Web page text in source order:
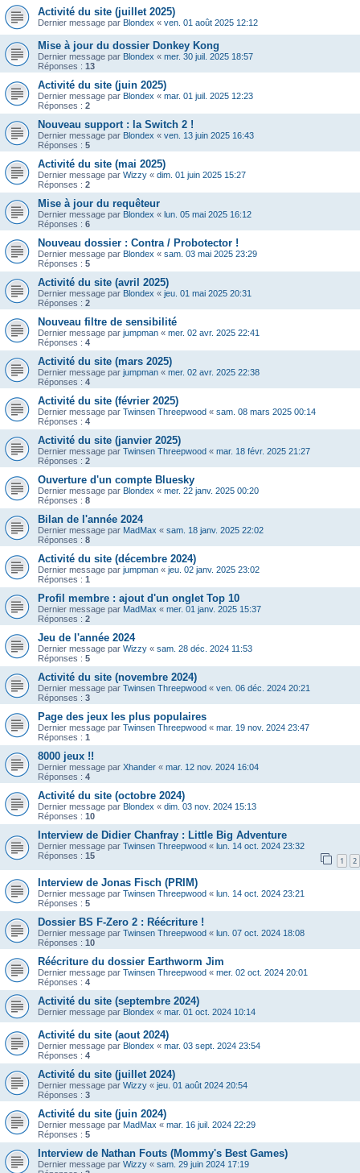
Activité du site (juillet 2025)
Dernier message par Blondex « ven. 01 août 2025 12:12
Mise à jour du dossier Donkey Kong
Dernier message par Blondex « mer. 30 juil. 2025 18:57
Réponses : 13
Activité du site (juin 2025)
Dernier message par Blondex « mar. 01 juil. 2025 12:23
Réponses : 2
Nouveau support : la Switch 2 !
Dernier message par Blondex « ven. 13 juin 2025 16:43
Réponses : 5
Activité du site (mai 2025)
Dernier message par Wizzy « dim. 01 juin 2025 15:27
Réponses : 2
Mise à jour du requêteur
Dernier message par Blondex « lun. 05 mai 2025 16:12
Réponses : 6
Nouveau dossier : Contra / Probotector !
Dernier message par Blondex « sam. 03 mai 2025 23:29
Réponses : 5
Activité du site (avril 2025)
Dernier message par Blondex « jeu. 01 mai 2025 20:31
Réponses : 2
Nouveau filtre de sensibilité
Dernier message par jumpman « mer. 02 avr. 2025 22:41
Réponses : 4
Activité du site (mars 2025)
Dernier message par jumpman « mer. 02 avr. 2025 22:38
Réponses : 4
Activité du site (février 2025)
Dernier message par Twinsen Threepwood « sam. 08 mars 2025 00:14
Réponses : 4
Activité du site (janvier 2025)
Dernier message par Twinsen Threepwood « mar. 18 févr. 2025 21:27
Réponses : 2
Ouverture d'un compte Bluesky
Dernier message par Blondex « mer. 22 janv. 2025 00:20
Réponses : 8
Bilan de l'année 2024
Dernier message par MadMax « sam. 18 janv. 2025 22:02
Réponses : 8
Activité du site (décembre 2024)
Dernier message par jumpman « jeu. 02 janv. 2025 23:02
Réponses : 1
Profil membre : ajout d'un onglet Top 10
Dernier message par MadMax « mer. 01 janv. 2025 15:37
Réponses : 2
Jeu de l'année 2024
Dernier message par Wizzy « sam. 28 déc. 2024 11:53
Réponses : 5
Activité du site (novembre 2024)
Dernier message par Twinsen Threepwood « ven. 06 déc. 2024 20:21
Réponses : 3
Page des jeux les plus populaires
Dernier message par Twinsen Threepwood « mar. 19 nov. 2024 23:47
Réponses : 1
8000 jeux !!
Dernier message par Xhander « mar. 12 nov. 2024 16:04
Réponses : 4
Activité du site (octobre 2024)
Dernier message par Blondex « dim. 03 nov. 2024 15:13
Réponses : 10
Interview de Didier Chanfray : Little Big Adventure
Dernier message par Twinsen Threepwood « lun. 14 oct. 2024 23:32
Réponses : 15 1 2
Interview de Jonas Fisch (PRIM)
Dernier message par Twinsen Threepwood « lun. 14 oct. 2024 23:21
Réponses : 5
Dossier BS F-Zero 2 : Réécriture !
Dernier message par Twinsen Threepwood « lun. 07 oct. 2024 18:08
Réponses : 10
Réécriture du dossier Earthworm Jim
Dernier message par Twinsen Threepwood « mer. 02 oct. 2024 20:01
Réponses : 4
Activité du site (septembre 2024)
Dernier message par Blondex « mar. 01 oct. 2024 10:14
Activité du site (aout 2024)
Dernier message par Blondex « mar. 03 sept. 2024 23:54
Réponses : 4
Activité du site (juillet 2024)
Dernier message par Wizzy « jeu. 01 août 2024 20:54
Réponses : 3
Activité du site (juin 2024)
Dernier message par MadMax « mar. 16 juil. 2024 22:29
Réponses : 5
Interview de Nathan Fouts (Mommy's Best Games)
Dernier message par Wizzy « sam. 29 juin 2024 17:19